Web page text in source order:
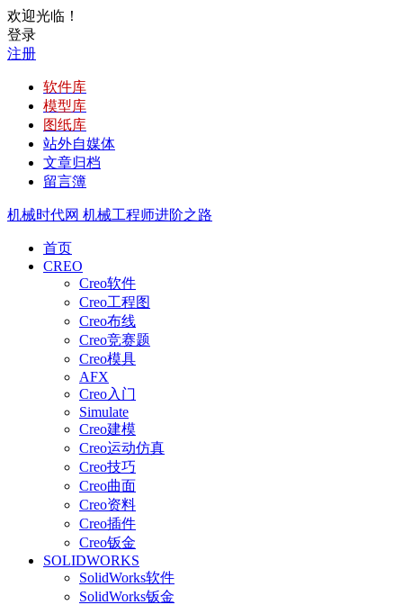
欢迎光临！
登录
注册
软件库
模型库
图纸库
站外自媒体
文章归档
留言簿
机械时代网 机械工程师进阶之路
首页
CREO
Creo软件
Creo工程图
Creo布线
Creo竞赛题
Creo模具
AFX
Creo入门
Simulate
Creo建模
Creo运动仿真
Creo技巧
Creo曲面
Creo资料
Creo插件
Creo钣金
SOLIDWORKS
SolidWorks软件
SolidWorks钣金